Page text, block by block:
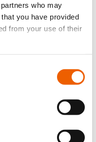
who may
you have provided
from your use of their
Κύπρου που μπορείτε